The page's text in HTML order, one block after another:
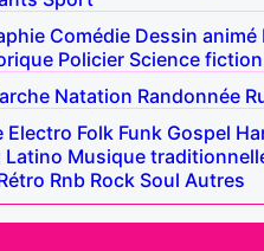
Comédie Dessin animé
Policier Science fiction
Natation Randonnée
Electro Folk Funk Gospel
Latino Musique
Rnb Rock Soul Autres